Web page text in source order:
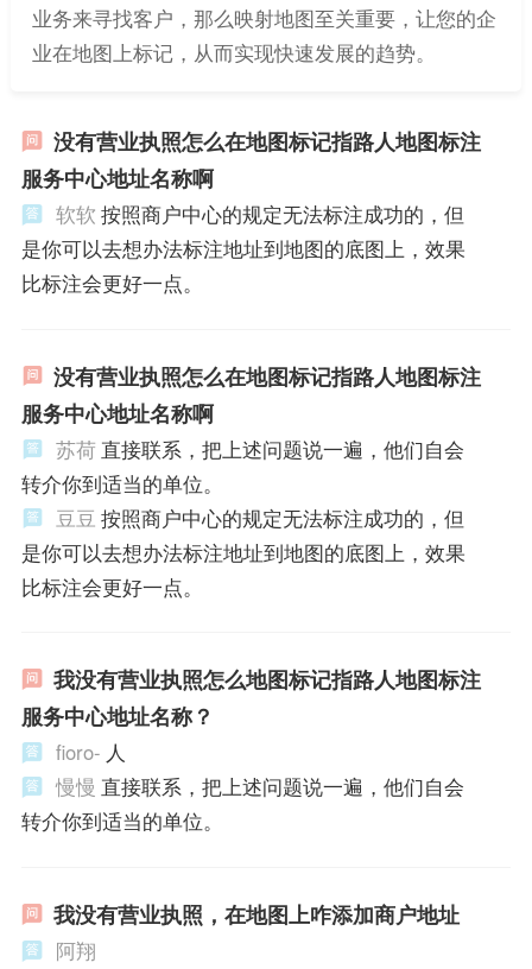
业务来寻找客户，那么映射地图至关重要，让您的企
业在地图上标记，从而实现快速发展的趋势。
没有营业执照怎么在地图标记指路人地图标注
服务中心地址名称啊
软软 按照商户中心的规定无法标注成功的，但
是你可以去想办法标注地址到地图的底图上，效果
比标注会更好一点。
没有营业执照怎么在地图标记指路人地图标注
服务中心地址名称啊
苏荷 直接联系，把上述问题说一遍，他们自会
转介你到适当的单位。
豆豆 按照商户中心的规定无法标注成功的，但
是你可以去想办法标注地址到地图的底图上，效果
比标注会更好一点。
我没有营业执照怎么地图标记指路人地图标注
服务中心地址名称？
fioro- 人
慢慢 直接联系，把上述问题说一遍，他们自会
转介你到适当的单位。
我没有营业执照，在地图上咋添加商户地址
阿翔